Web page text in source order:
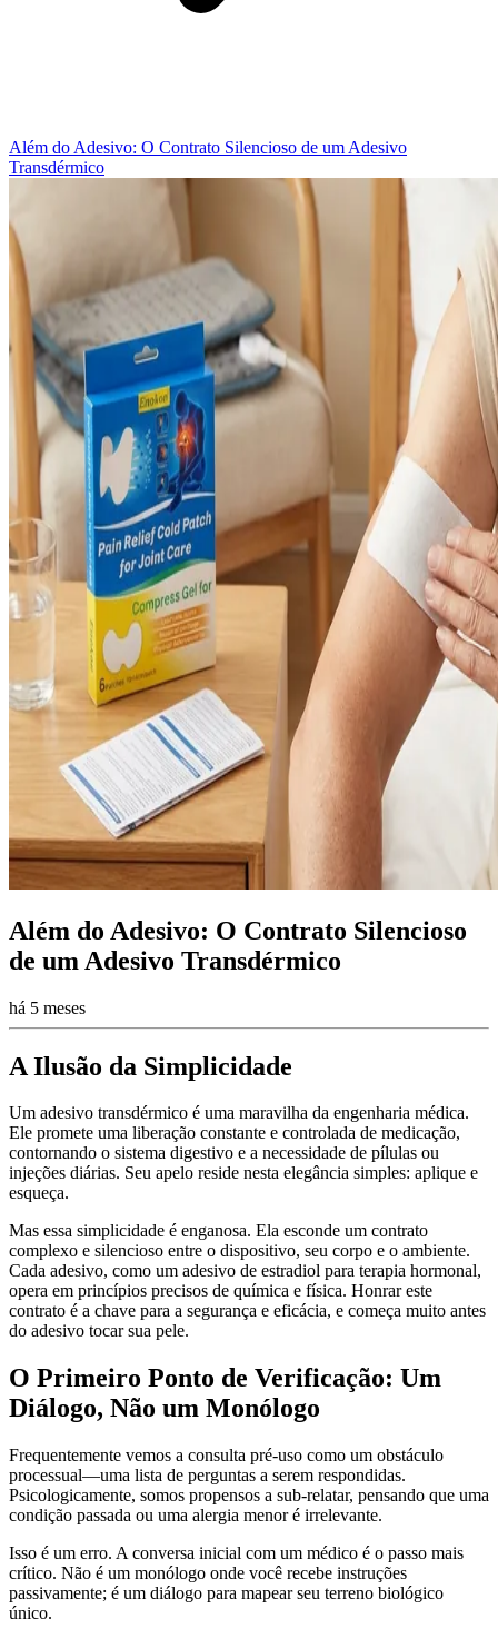
Além do Adesivo: O Contrato Silencioso de um Adesivo
Transdérmico
Além do Adesivo: O Contrato Silencioso
de um Adesivo Transdérmico
há 5 meses
A Ilusão da Simplicidade
Um adesivo transdérmico é uma maravilha da engenharia médica.
Ele promete uma liberação constante e controlada de medicação,
contornando o sistema digestivo e a necessidade de pílulas ou
injeções diárias. Seu apelo reside nesta elegância simples: aplique e
esqueça.
Mas essa simplicidade é enganosa. Ela esconde um contrato
complexo e silencioso entre o dispositivo, seu corpo e o ambiente.
Cada adesivo, como um adesivo de estradiol para terapia hormonal,
opera em princípios precisos de química e física. Honrar este
contrato é a chave para a segurança e eficácia, e começa muito antes
do adesivo tocar sua pele.
O Primeiro Ponto de Verificação: Um
Diálogo, Não um Monólogo
Frequentemente vemos a consulta pré-uso como um obstáculo
processual—uma lista de perguntas a serem respondidas.
Psicologicamente, somos propensos a sub-relatar, pensando que uma
condição passada ou uma alergia menor é irrelevante.
Isso é um erro. A conversa inicial com um médico é o passo mais
crítico. Não é um monólogo onde você recebe instruções
passivamente; é um diálogo para mapear seu terreno biológico
único.